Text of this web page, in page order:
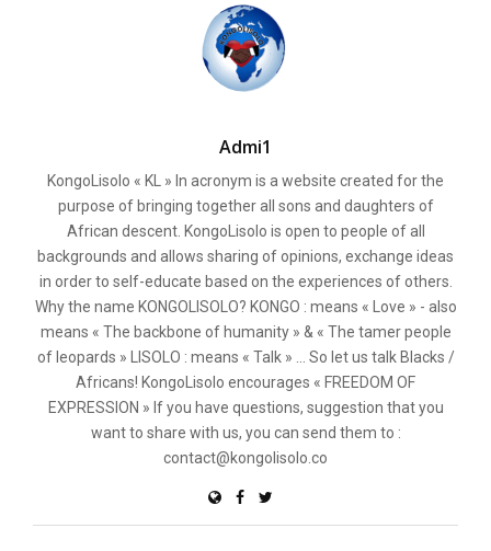
Admi1
KongoLisolo « KL » In acronym is a website created for the
purpose of bringing together all sons and daughters of
African descent. KongoLisolo is open to people of all
backgrounds and allows sharing of opinions, exchange ideas
in order to self-educate based on the experiences of others.
Why the name KONGOLISOLO? KONGO : means « Love » - also
means « The backbone of humanity » & « The tamer people
of leopards » LISOLO : means « Talk » ... So let us talk Blacks /
Africans! KongoLisolo encourages « FREEDOM OF
EXPRESSION » If you have questions, suggestion that you
want to share with us, you can send them to :
contact@kongolisolo.co